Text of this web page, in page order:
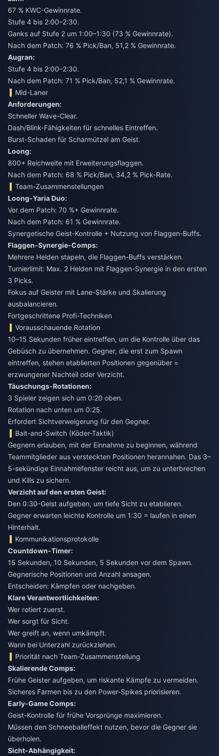
67 % KWC-Gewinnrate.
Stufe 4 bis 2:00–2:30.
Ganks auf Stufe 2 um 1:00–1:30 (73 % Gewinnrate).
Nach dem Patch: 76 % Pick/Ban, 51,2 % Gewinnrate.
Augran:
Stufe 4 bis 2:00–2:30.
Nach dem Patch: 71 % Pick/Ban, 52,1 % Gewinnrate.
Mid-Laner
Anforderungen:
Schneller Wave-Clear.
Dash/Blink-Fähigkeiten für schnelles Eintreffen.
Burst-Schaden für Scharmützel am Geist.
Loong:
800+ Reichweite mit Erweiterungsflaggen.
Nach dem Patch: 68 % Pick/Ban, 34,2 % Pick-Rate.
Team-Zusammenstellungen
Loong-Yaria Duo:
Vor dem Patch: 70 %+ Gewinnrate.
Nach dem Patch: 61 % Gewinnrate.
Synergetische Geist-Kontrolle + Nutzung von Flaggen-Buffs.
Flaggen-Synergie-Comps:
Mehrere Helden stapeln, die Flaggen-Buffs verstärken.
Turnierlimit: Max. 2 Helden mit Flaggen-Synergie in den ersten
3 Picks.
Fokus auf Geister mit Lane-Stärke und Skalierung
ausbalancieren.
Fortgeschrittene Profi-Techniken
Vorausschauende Rotation
10–15 Sekunden früher eintreffen, um die Kontrolle über das
Gebüsch zu übernehmen. Gegner, die erst zum Spawn
eintreffen, stehen etablierten Positionen gegenüber =
erzwungener Nachteil oder Verzicht.
Täuschungs-Rotationen:
3 Spieler zeigen sich um 0:20 oben.
Rotation nach unten um 0:25.
Erfordert Sichtverweigerung für den Gegner.
Bait-and-Switch (Köder-Taktik)
Gegnern erlauben, mit der Einnahme zu beginnen, während
Teammitglieder aus versteckten Positionen herannahen. Das 3–
5-sekündige Einnahmefenster reicht aus, um zu unterbrechen
und Kills zu sichern.
Verzicht auf den ersten Geist:
Den 0:30-Geist aufgeben, um tiefe Sicht zu etablieren.
Gegner erwarten leichte Kontrolle um 1:30 = laufen in einen
Hinterhalt.
Kommunikationsprotokolle
Countdown-Timer:
15 Sekunden, 10 Sekunden, 5 Sekunden vor dem Spawn.
Gegnerische Positionen und Anzahl ansagen.
Entscheiden: Kämpfen oder nachgeben.
Klare Verantwortlichkeiten:
Wer rotiert zuerst.
Wer sorgt für Sicht.
Wer greift an, wenn umkämpft.
Wann bei Unterzahl zurückziehen.
Priorität nach Team-Zusammenstellung
Skalierende Comps:
Frühe Geister aufgeben, um riskante Kämpfe zu vermeiden.
Sicheres Farmen bis zu den Power-Spikes priorisieren.
Early-Game Comps:
Geist-Kontrolle für frühe Vorsprünge maximieren.
Müssen den Schneeballeffekt nutzen, bevor die Gegner sie
überholen.
Sicht-Abhängigkeit: